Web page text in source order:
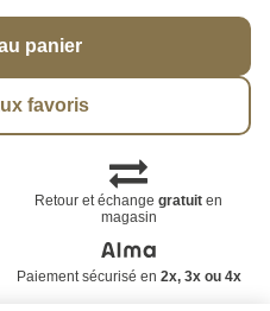
panier
favoris
Retour et échangegratuit en
magasin
Paiement sécurisé en 2x, 3x ou 4x